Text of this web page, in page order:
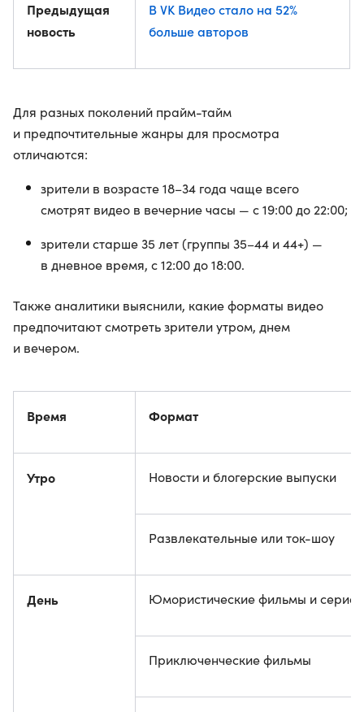
Предыдущая
новость
В VK Видео стало на 52%
больше авторов
Для разных поколений прайм-тайм
и предпочтительные жанры для просмотра
отличаются:
зрители в возрасте 18–34 года чаще всего
смотрят видео в вечерние часы — с 19:00 до 22:00;
зрители старше 35 лет (группы 35–44 и 44+) —
в дневное время, с 12:00 до 18:00.
Также аналитики выяснили, какие форматы видео
предпочитают смотреть зрители утром, днем
и вечером.
Время Формат
Утро Новости и блогерские выпуски
Развлекательные или ток-шоу
День Юмористические фильмы и
Приключенческие фильмы